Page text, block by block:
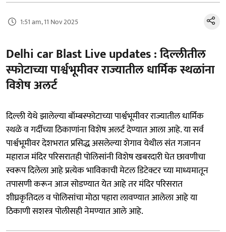
1:51 am, 11 Nov 2025
Delhi car Blast Live updates : दिल्लीतील
स्फोटाच्या पार्श्वभूमीवर राज्यातील धार्मिक स्थळांना
विशेष अलर्ट
दिल्ली येथे झालेल्या बॉम्बस्फोटाच्या पार्श्वभूमीवर राज्यातील धार्मिक
स्थळे व गर्दीच्या ठिकाणांना विशेष अलर्ट देण्यात आला आहे. या सर्व
पार्श्वभूमीवर देशभरात प्रसिद्ध असलेल्या शेगाव येथील संत गजानन
महाराज मंदिर परिसरातही पोलिसांनी विशेष खबरदारी घेत छावणीचा
स्वरूप दिलेला आहे प्रत्येक भाविकाची मेटल डिटेक्टर च्या माध्यमातून
तपासणी करून आज सोडण्यात येत आहे तर मंदिर परिसरात
शीघ्रकृतिदल व पोलिसांचा मोठा पहारा लावण्यात आलेला आहे या
ठिकाणी सशस्त्र पोलीसही नेमण्यात आले आहे.